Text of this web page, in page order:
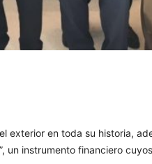
exterior en toda su historia,
un instrumento financiero